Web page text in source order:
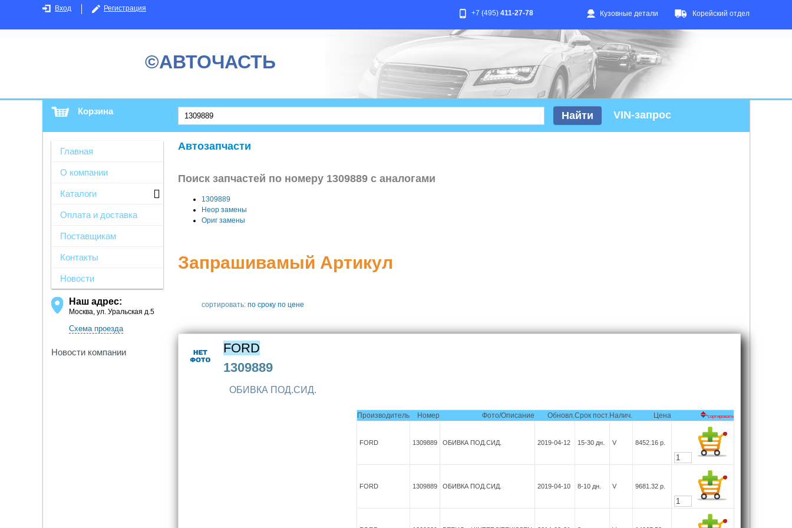
Вход Регистрация
Кузовные детали Корейский отдел
+7 (495) 411-27-78
©АВТОЧАСТЬ
Корзина VIN-запрос
Главная
О компании
Каталоги
Оплата и доставка
Поставщикам
Контакты
Новости
Наш адрес:
Москва, ул. Уральская д.5
Схема проезда
Новости компании
Автозапчасти
Поиск запчастей по номеру 1309889 с аналогами
1309889
Неор замены
Ориг замены
Запрашивамый Артикул
сортировать: по сроку по цене
FORD
1309889
ОБИВКА ПОД.СИД.
Производитель Номер Фото/Описание Обновл.Срок пост.Налич. Цена *сортировать
FORD 1309889 ОБИВКА ПОД.СИД. 2019-04-12 15-30 дн. V 8452.16 р.
FORD 1309889 ОБИВКА ПОД.СИД. 2019-04-10 8-10 дн. V 9681.32 р.